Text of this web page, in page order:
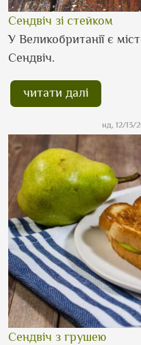
Сендвіч зі стейком
У Великобританії є
Сендвіч.
читати далі
нд, 12/13/
Сендвіч з грушею